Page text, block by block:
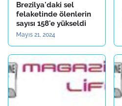
Brezilya'daki sel
felaketinde ölenlerin
sayısı 158'e yükseldi
Mayıs 21, 2024